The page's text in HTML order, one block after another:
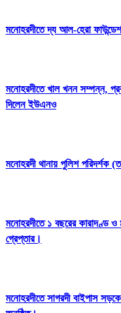
মনোহরদীতে দ্য আল-হেরা
মনোহরদীতে খাল খনন সম্পন্ন,
দিলেন ইউএনও
মনোহরদী থানায় পুলিশ পরিদর্শক
মনোহরদীতে ১ বছরের কারাদণ্ড
গ্রেপ্তার।
মনোহরদীতে সাগরদী বাইপাস